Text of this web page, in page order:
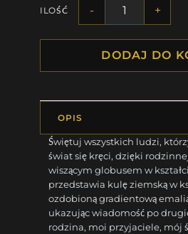
ILOŚĆ - +
DODAJ DO
OPIS
Świętuj wszystkich ludzi,
świat się kręci, dzięki
wiszącym globusem w
przedstawia kulę ziemską w
ozdobioną gradientową
ukazując wiadomość po
rodzina, moi przyjaciele, mój